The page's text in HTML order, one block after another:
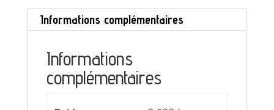
Moulin
des
Loups
Informations complémentaires
Informations
complémentaires